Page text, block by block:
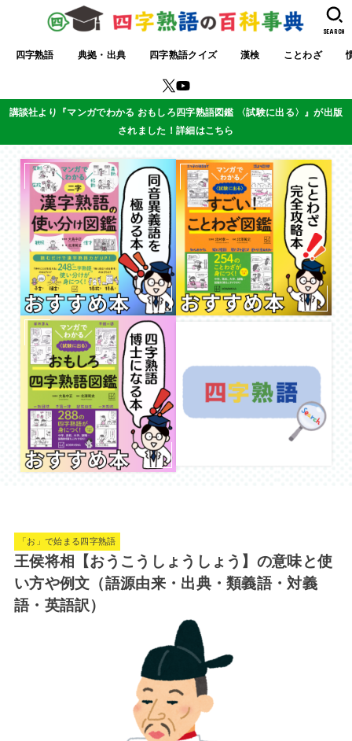
四字熟語 典拠・出典 四字熟語クイズ 漢検 ことわざ
SEARCH
講談社より『マンガでわかる おもしろ四字熟語図鑑 〈試験に出る〉』が出版
されました！詳細はこちら
「お」で始まる四字熟語
王侯将相【おうこうしょうしょう】の意味と使
い方や例文（語源由来・出典・類義語・対義
語・英語訳）